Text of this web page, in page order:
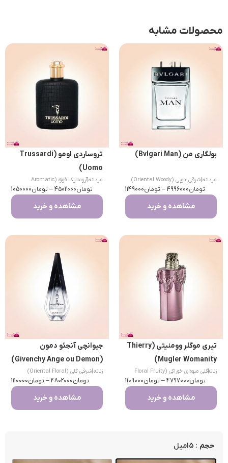
محصولات مشابه
بولگاری من (Bvlgari Man)
مردانه شرقی چوبی (Oriental Woody)
تومان4996000
– تومان1149000
مشاهده و خرید
تروساردی اومو (Trussardi
Uomo)
مردانه|
آروماتیک فوژه (Aromatic
Fougere)
تومان4502000
– تومان1050000
مشاهده و خرید
تیری موگلر وومنیتی (Thierry
Mugler Womanity)
زنانه
|
گلی میوه‌ای خوراکی (Floral Fruity
Gourmand)
تومان4797000
– تومان1109000
مشاهده و خرید
جیوانچی آنجئو دمون
(Givenchy Ange ou Demon)
زنانه شرقی گلی (Oriental Floral)
تومان4802000
– تومان1110000
مشاهده و خرید
حجم : 15میل